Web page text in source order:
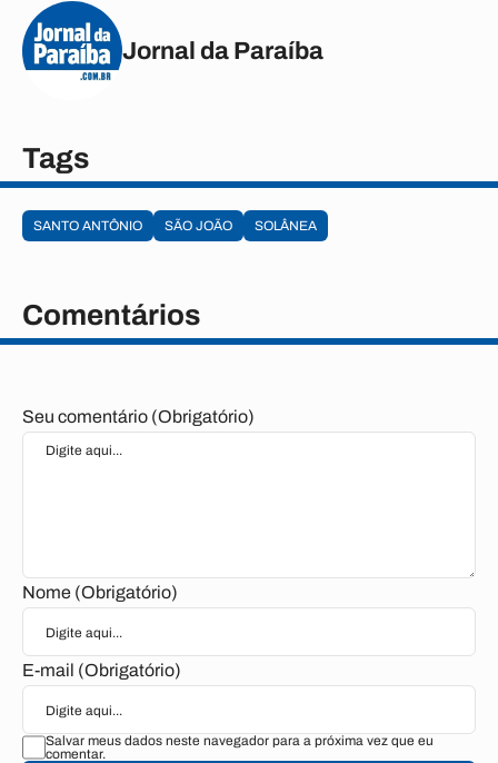
Jornal da Paraíba
Tags
SANTO ANTÔNIO SÃO JOÃO SOLÂNEA
Comentários
Seu comentário (Obrigatório)
Nome (Obrigatório)
E-mail (Obrigatório)
Salvar meus dados neste navegador para a próxima vez que eu
comentar.